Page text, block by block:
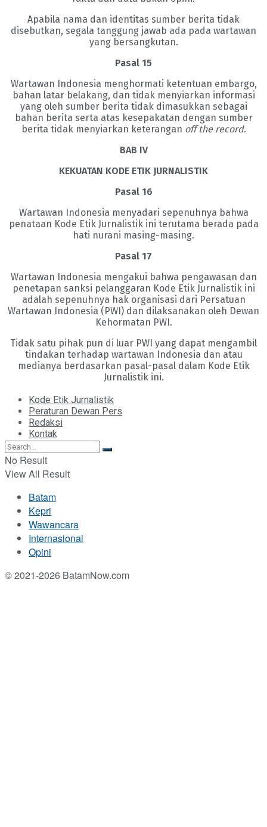
Apabila nama dan identitas sumber berita tidak
disebutkan, segala tanggung jawab ada pada wartawan
yang bersangkutan.
Pasal 15
Wartawan Indonesia menghormati ketentuan embargo,
bahan latar belakang, dan tidak menyiarkan informasi
yang oleh sumber berita tidak dimasukkan sebagai
bahan berita serta atas kesepakatan dengan sumber
berita tidak menyiarkan keterangan off the record.
BAB IV
KEKUATAN KODE ETIK JURNALISTIK
Pasal 16
Wartawan Indonesia menyadari sepenuhnya bahwa
penataan Kode Etik Jurnalistik ini terutama berada pada
hati nurani masing-masing.
Pasal 17
Wartawan Indonesia mengakui bahwa pengawasan dan
penetapan sanksi pelanggaran Kode Etik Jurnalistik ini
adalah sepenuhnya hak organisasi dari Persatuan
Wartawan Indonesia (PWI) dan dilaksanakan oleh Dewan
Kehormatan PWI.
Tidak satu pihak pun di luar PWI yang dapat mengambil
tindakan terhadap wartawan Indonesia dan atau
medianya berdasarkan pasal-pasal dalam Kode Etik
Jurnalistik ini.
Kode Etik Jurnalistik
Peraturan Dewan Pers
Redaksi
Kontak
No Result
View All Result
Batam
Kepri
Wawancara
Internasional
Opini
© 2021-2026 BatamNow.com